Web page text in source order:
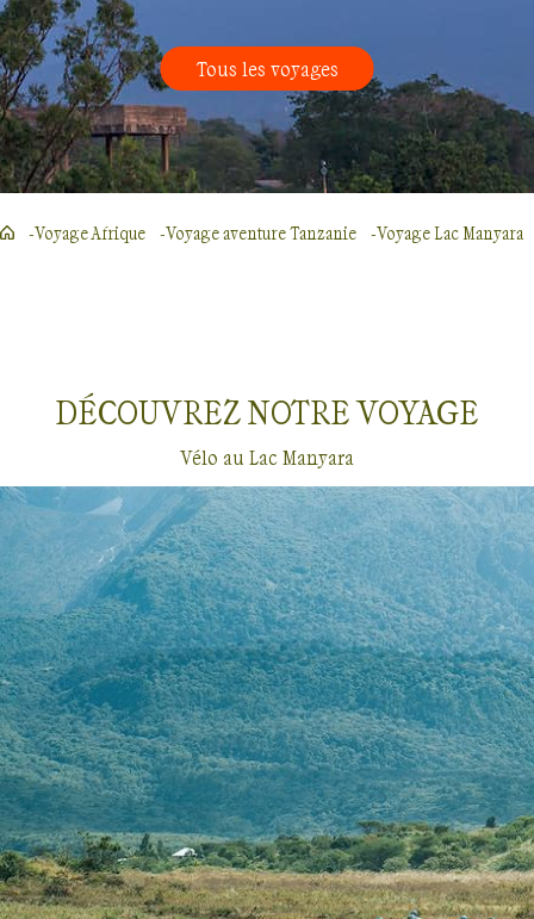
VéloLac Manyara
Tous les voyages
Voyage Afrique Voyage aventure Tanzanie Voyage Lac Manyara
DÉCOUVREZ NOTREVOYAGE
Vélo au Lac Manyara